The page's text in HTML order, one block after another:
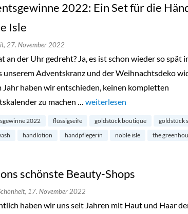
2022: Ein Set für die
Isle
27. November 2022
an der Uhr gedreht? Ja, es ist schon wieder so spät
unserem Adventskranz und der Weihnachtsdeko
Jahr haben wir entschieden, keinen kompletten
zu machen … „Adventsgewinne 2022: Ein
weiterlesen
2022 flüssigseife goldstück boutique
goldstück
handlotion handpflegerin noble isle the
schönste Beauty-Shops
17. November 2022
haben wir uns seit Jahren mit Haut und Haar